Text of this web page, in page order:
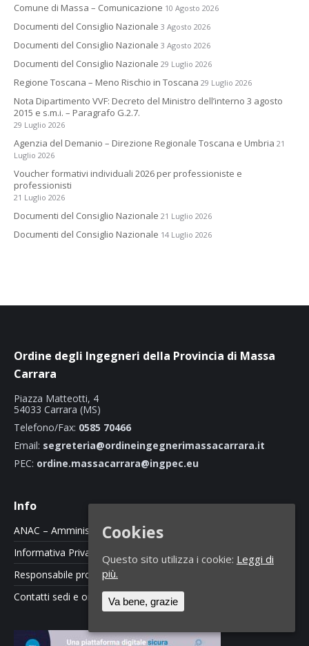
Comune di Massa – Comunicazione 10 Agosto 2026
Documenti del Consiglio Nazionale 3 Agosto 2026
Documenti del Consiglio Nazionale 3 Agosto 2026
Documenti del Consiglio Nazionale 29 Luglio 2026
Regione Toscana – Meno Rischio in Toscana 29 Luglio 2026
Nota Dipartimento VVF: Decreto del Ministro dell’interno 3 agosto
2015 e s.m.i. – Paragrafo G.2.7.
29 Luglio 2026
Agenzia del Demanio – Direzione Regionale Toscana e Umbria 21
Luglio 2026
Voucher formativi individuali 2026 per professioniste e
professionisti
21 Luglio 2026
Documenti del Consiglio Nazionale 21 Luglio 2026
Documenti del Consiglio Nazionale 14 Luglio 2026
Ordine degli Ingegneri della Provincia di Massa
Carrara
Piazza Matteotti, 4
54033 Carrara (MS)
Telefono/Fax: 0585 70466
Email: segreteria@ordineingegnerimassacarrara.it
PEC: ordine.massacarrara@ingpec.eu
Info
ANAC – Amministrazione Trasparente
Informativa Privacy e Cookie Policy
Responsabile protezione dati
Contatti sedi e orari
Cookies
Questo sito utilizza i cookie: Leggi di
più.
Va bene, grazie